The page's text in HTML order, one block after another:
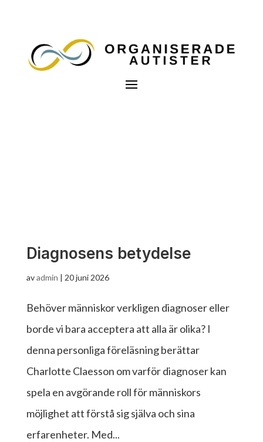
Diagnosens betydelse
avadmin | 20 juni 2026
Behöver människor verkligen diagnoser eller
borde vi bara acceptera att alla är olika? I
denna personliga föreläsning berättar
Charlotte Claesson om varför diagnoser kan
spela en avgörande roll för människors
möjlighet att förstå sig själva och sina
erfarenheter. Med...